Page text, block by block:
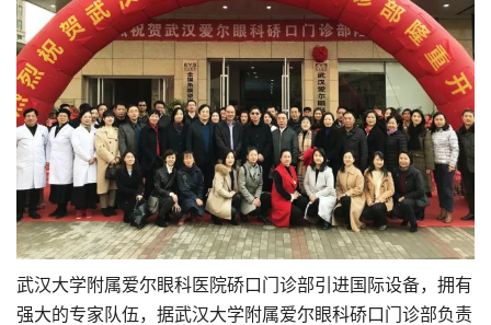
武汉大学附属爱尔眼科医院硚口门诊部引进国际设备，拥有
强大的专家队伍，据武汉大学附属爱尔眼科硚口门诊部负责